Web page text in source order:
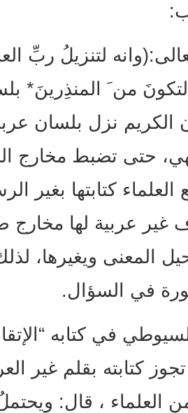
لتنزيلُ ربِّ
من َ المنذِرينَ*
الكريم نزل بلسان
حتى تضبط مخارج
العلماء كتابتها بغير
غير عربية لها مخارج
المعنى ويغيرها،
في السؤال.
كتابته بقلم غير
العلماء ، قال: